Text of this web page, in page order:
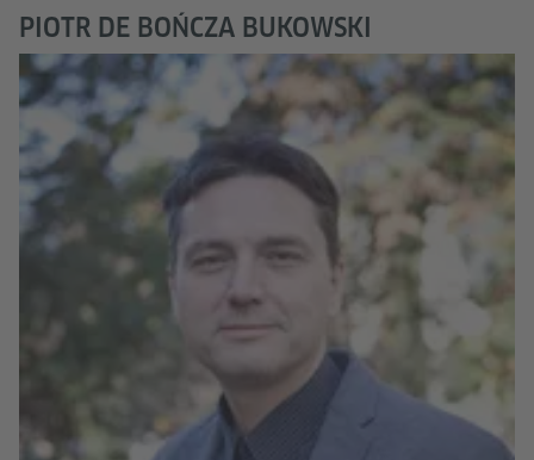
PIOTR DE BOŃCZA BUKOWSKI